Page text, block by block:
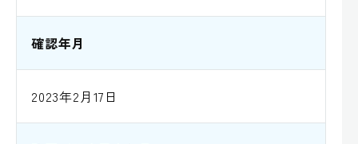
確認年月
2023年2月17日